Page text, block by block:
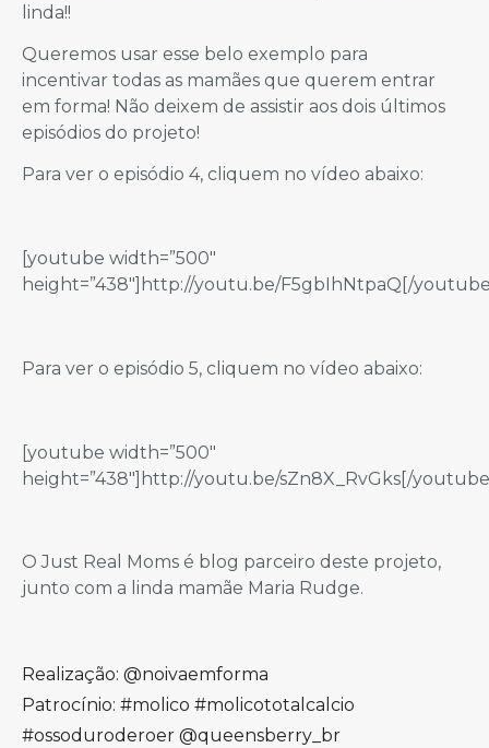
linda!!
Queremos usar esse belo exemplo para
incentivar todas as mamães que querem entrar
em forma! Não deixem de assistir aos dois últimos
episódios do projeto!
Para ver o episódio 4, cliquem no vídeo abaixo:
[youtube width=”500″
height=”438″]http://youtu.be/F5gbIhNtpaQ[/
Para ver o episódio 5, cliquem no vídeo abaixo:
[youtube width=”500″
height=”438″]http://youtu.be/sZn8X_RvGks[/
O Just Real Moms é blog parceiro deste projeto,
junto com a linda mamãe Maria Rudge.
Realização: @noivaemforma
Patrocínio: #molico #molicototalcalcio
#ossoduroderoer @queensberry_br